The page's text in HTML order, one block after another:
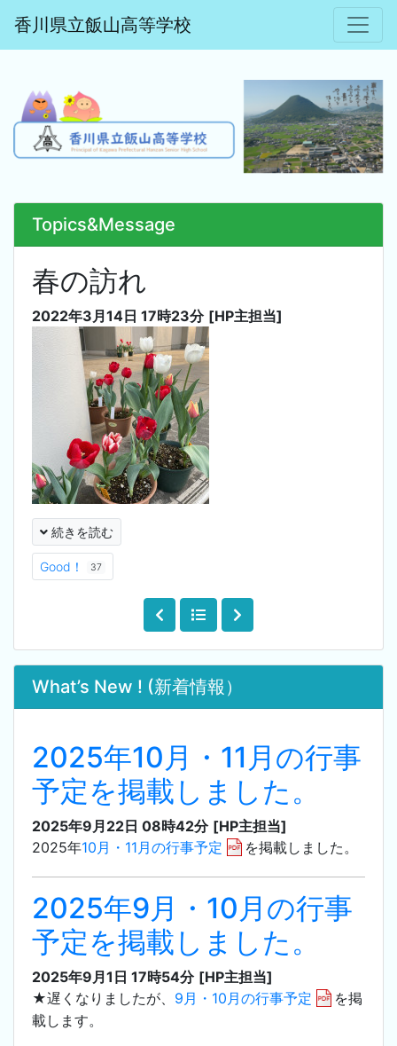
香川県立飯山高等学校
Topics&Message
春の訪れ
2022年3月14日 17時23分 [HP主担当]
続きを読む
Good！ 37
What’s New ! (新着情報）
2025年10月・11月の行事
予定を掲載しました。
2025年9月22日 08時42分 [HP主担当]
2025年10月・11月の行事予定 を掲載しました。
2025年9月・10月の行事
予定を掲載しました。
2025年9月1日 17時54分 [HP主担当]
★遅くなりましたが、 9月・10月の行事予定
を掲
載します。